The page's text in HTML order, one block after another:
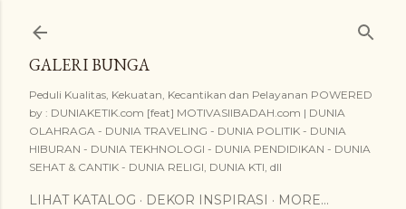
GALERI BUNGA
Peduli Kualitas, Kekuatan, Kecantikan dan Pelayanan POWERED
by : DUNIAKETIK.com [feat] MOTIVASIIBADAH.com | DUNIA
OLAHRAGA - DUNIA TRAVELING - DUNIA POLITIK - DUNIA
HIBURAN - DUNIA TEKHNOLOGI - DUNIA PENDIDIKAN - DUNIA
SEHAT & CANTIK - DUNIA RELIGI, DUNIA KTI, dll
LIHAT KATALOG DEKOR INSPIRASI MORE…